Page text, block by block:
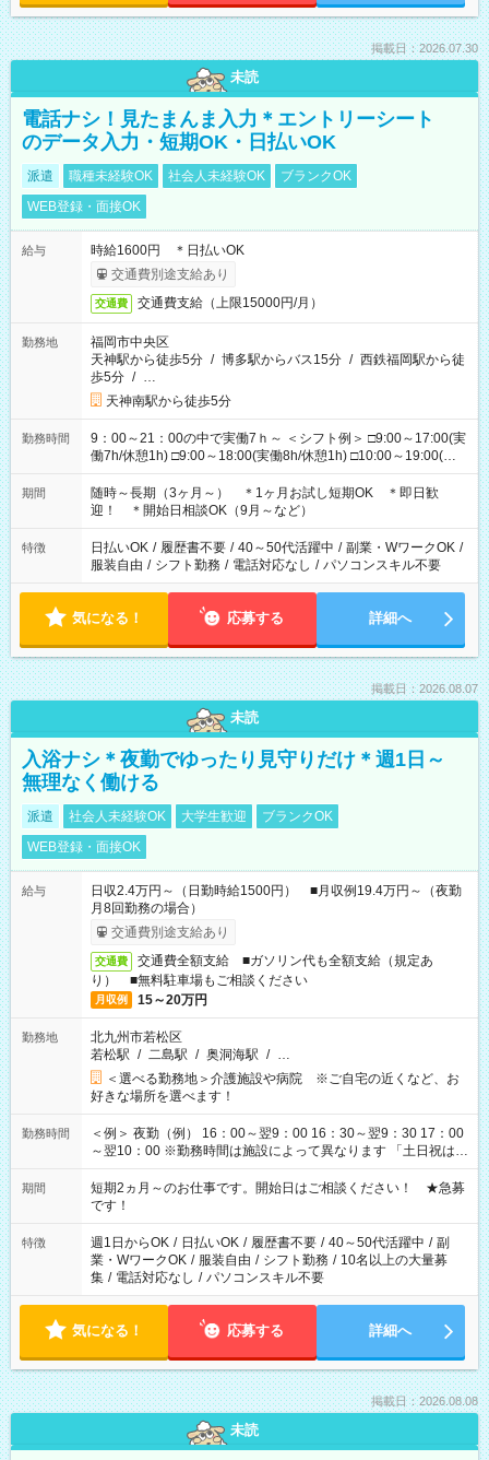
掲載日：2026.07.30
未読
電話ナシ！見たまんま入力＊エントリーシート
のデータ入力・短期OK・日払いOK
派遣 職種未経験OK 社会人未経験OK
ブランクOK
WEB登録・面接OK
給与
時給1600円 ＊日払いOK
交通費別途支給あり
交通費 交通費支給（上限15000円/月）
勤務地
福岡市中央区
天神駅から徒歩5分 / 博多駅からバス15分 / 西鉄福岡駅から徒
歩5分 / …
天神南駅から徒歩5分
勤務時間
9：00～21：00の中で実働7ｈ～ ＜シフト例＞ □9:00～17:00(実
働7h/休憩1h) □9:00～18:00(実働8h/休憩1h) □10:00～19:00(実
働8h/休憩1h) □11:00～20:00(実働8h/休憩1h) □12:00～20:00(実
働7h/休憩1h) □12:00～21:00(実働7h/休憩1h) ＊固定OK ＊選べ
る時間帯！
期間
随時～長期（3ヶ月～） ＊1ヶ月お試し短期OK ＊即日歓
迎！ ＊開始日相談OK（9月～など）
特徴 日払いOK / 履歴書不要 / 40～50代活躍中 / 副業・WワークOK /
服装自由 / シフト勤務 / 電話対応なし / パソコンスキル不要
気になる！ 応募する 詳細へ
掲載日：2026.08.07
未読
入浴ナシ＊夜勤でゆったり見守りだけ＊週1日～
無理なく働ける
派遣 社会人未経験OK 大学生歓迎
ブランクOK
WEB登録・面接OK
給与
日収2.4万円～（日勤時給1500円） ■月収例19.4万円～（夜勤
月8回勤務の場合）
交通費別途支給あり
交通費
交通費全額支給 ■ガソリン代も全額支給（規定あ
り） ■無料駐車場もご相談ください
月収例 15～20万円
勤務地
北九州市若松区
若松駅 / 二島駅 / 奥洞海駅 / …
＜選べる勤務地＞介護施設や病院 ※ご自宅の近くなど、お
好きな場所を選べます！
勤務時間
＜例＞ 夜勤（例） 16：00～翌9：00 16：30～翌9：30 17：00
～翌10：00 ※勤務時間は施設によって異なります 「土日祝は休
みたい」 「しっかり稼ぎたい」 「もう少し遅い時間から始めた
い」など ご希望にあったお仕事をご案内いたします。 ※未経験
の方の場合は1～2ヶ月間は日中での仕事を経験いただき、 お
仕事に慣れてからの夜勤になります。 ★家庭の都合でお休みが
必要な場合も遠慮なくご相談ください。
期間
短期2ヵ月～のお仕事です。開始日はご相談ください！ ★急募
です！
特徴 週1日からOK / 日払いOK / 履歴書不要 / 40～50代活躍中 / 副
業・WワークOK / 服装自由 / シフト勤務 / 10名以上の大量募
集 / 電話対応なし / パソコンスキル不要
気になる！ 応募する 詳細へ
掲載日：2026.08.08
未読